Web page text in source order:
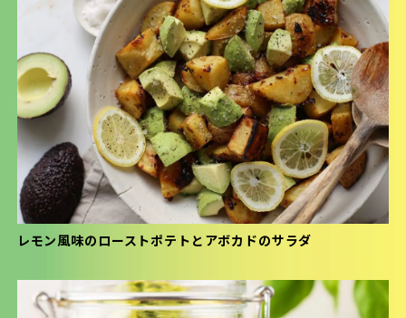
レモン風味のローストポテトとアボカドのサラダ